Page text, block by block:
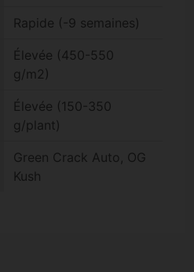
Rapide (-9 semaines)
Élevée (450-550
g/m2)
Élevée (150-350
g/plant)
Green Crack Auto, OG
Kush